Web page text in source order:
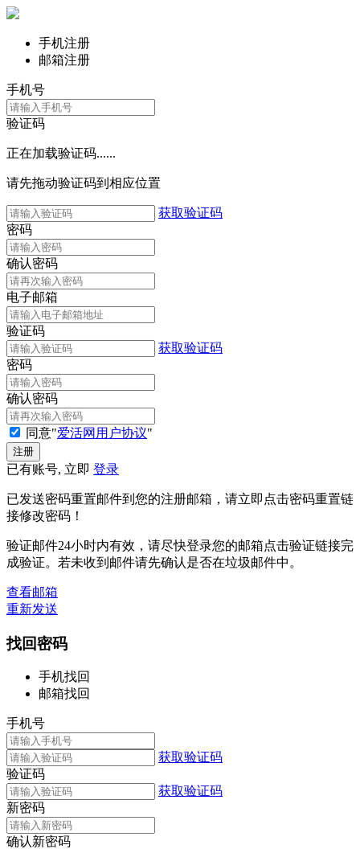
手机注册
邮箱注册
手机号
验证码
正在加载验证码......
请先拖动验证码到相应位置
获取验证码
密码
确认密码
电子邮箱
验证码
获取验证码
密码
确认密码
同意"爱活网用户协议"
已有账号, 立即 登录
已发送密码重置邮件到您的注册邮箱，请立即点击密码重置链
接修改密码！
验证邮件24小时内有效，请尽快登录您的邮箱点击验证链接完
成验证。若未收到邮件请先确认是否在垃圾邮件中。
查看邮箱
重新发送
找回密码
手机找回
邮箱找回
手机号
获取验证码
验证码
获取验证码
新密码
确认新密码